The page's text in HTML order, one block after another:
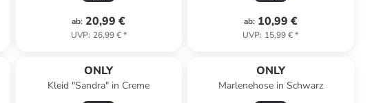
ab: 20,99 €
UVP: 26,99 €*
ab: 10,99 €
UVP: 15,99 €*
ONLY
Kleid "Sandra" in Creme
ONLY
Marlenehose in Schwarz